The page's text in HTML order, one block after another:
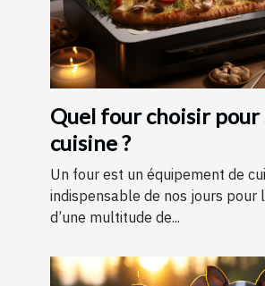
Quel four choisir pour
cuisine ?
Un four est un équipement de
indispensable de nos jours pour
d’une multitude de...